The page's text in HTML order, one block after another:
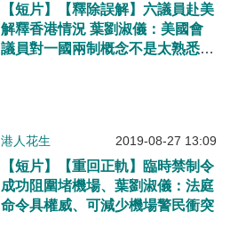
【短片】【釋除誤解】六議員赴美
解釋香港情況 葉劉淑儀：美國會
議員對一國兩制概念不是太熟悉、
港人花生 2019-08-27 13:09
【短片】【重回正軌】臨時禁制令
成功阻圍堵機場、葉劉淑儀：法庭
命令具權威、可減少機場警民衝突